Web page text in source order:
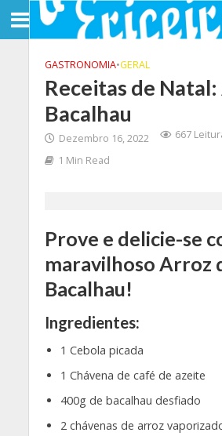
GASTRONOMIA•GERAL
Receitas de
Bacalhau
Dezembro 16, 2022
667
1 Min Read
Prove e delicie-se
maravilhoso Arroz
Bacalhau!
Ingredientes:
1 Cebola picada
1 Chávena de café de azeite
400g de bacalhau desfiado
2 chávenas de arroz